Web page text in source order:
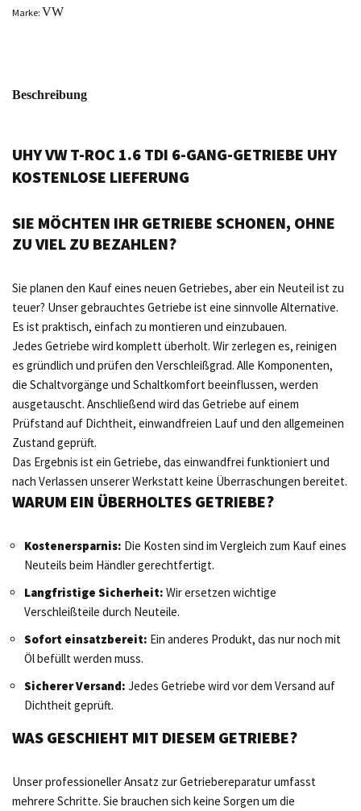
Marke: VW
Beschreibung
UHY VW T-ROC 1.6 TDI 6-GANG-GETRIEBE UHY
KOSTENLOSE LIEFERUNG
SIE MÖCHTEN IHR GETRIEBE SCHONEN, OHNE
ZU VIEL ZU BEZAHLEN?
Sie planen den Kauf eines neuen Getriebes, aber ein Neuteil ist zu
teuer? Unser gebrauchtes Getriebe ist eine sinnvolle Alternative.
Es ist praktisch, einfach zu montieren und einzubauen.
Jedes Getriebe wird komplett überholt. Wir zerlegen es, reinigen
es gründlich und prüfen den Verschleißgrad. Alle Komponenten,
die Schaltvorgänge und Schaltkomfort beeinflussen, werden
ausgetauscht. Anschließend wird das Getriebe auf einem
Prüfstand auf Dichtheit, einwandfreien Lauf und den allgemeinen
Zustand geprüft.
Das Ergebnis ist ein Getriebe, das einwandfrei funktioniert und
nach Verlassen unserer Werkstatt keine Überraschungen bereitet.
WARUM EIN ÜBERHOLTES GETRIEBE?
Kostenersparnis: Die Kosten sind im Vergleich zum Kauf eines
Neuteils beim Händler gerechtfertigt.
Langfristige Sicherheit: Wir ersetzen wichtige
Verschleißteile durch Neuteile.
Sofort einsatzbereit: Ein anderes Produkt, das nur noch mit
Öl befüllt werden muss.
Sicherer Versand: Jedes Getriebe wird vor dem Versand auf
Dichtheit geprüft.
WAS GESCHIEHT MIT DIESEM GETRIEBE?
Unser professioneller Ansatz zur Getriebereparatur umfasst
mehrere Schritte. Sie brauchen sich keine Sorgen um die